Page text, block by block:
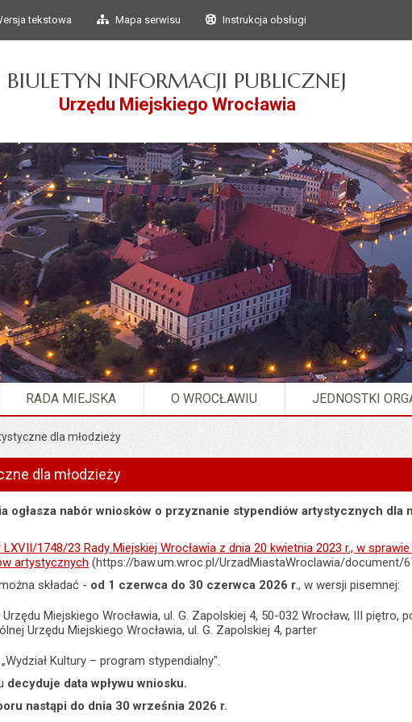
Przejdź do głównego
Przejdź do treści
tekstowa Mapa serwisu Instrukcja obsługi
BIULETYN INFORMACJI PUBLICZNEJ
Urzędu Miejskiego Wrocławia
RADA MIEJSKA O WROCŁAWIU JEDNOSTKI
dla młodzieży
dla młodzieży
ogłasza nabór wniosków o przyznanie stypendiów artystycznych dla
LXVII/1748/23 Rady Miejskiej Wrocławia z dnia 20 kwietnia 2023 r., w
artystycznych (https://baw.um.wroc.pl/UrzadMiastaWroclawia/document/
składać - od 1 czerwca do 30 czerwca 2026 r., w wersji pisemnej:
Miejskiego Wrocławia, ul. G. Zapolskiej 4, 50-032 Wrocław, III piętro,
Urzędu Miejskiego Wrocławia, ul. G. Zapolskiej 4, parter
Kultury – program stypendialny".
decyduje data wpływu wniosku.
nastąpi do dnia 30 września 2026 r.